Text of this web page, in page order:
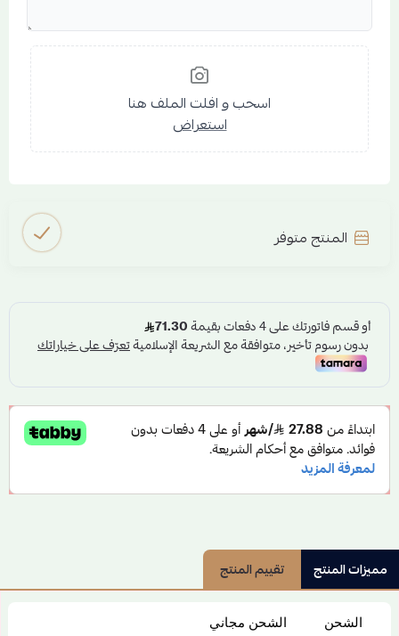
اسحب و افلت الملف هنا
استعراض
المنتج متوفر
مميزات المنتج تقييم المنتج
الشحن الشحن مجاني